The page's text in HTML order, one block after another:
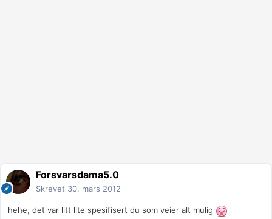
Forsvarsdama5.0
Skrevet 30. mars 2012
hehe, det var litt lite spesifisert du som veier alt mulig